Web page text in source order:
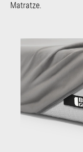
Matratze.